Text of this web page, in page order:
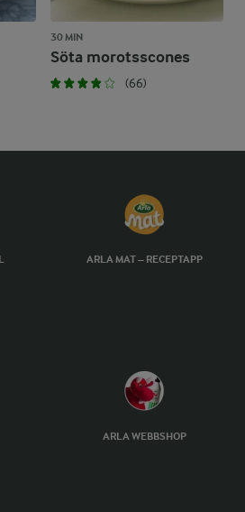
30 MIN
Söta morotsscones
(66)
ARLA MAT – RECEPTAPP
ARLA WEBBSHOP